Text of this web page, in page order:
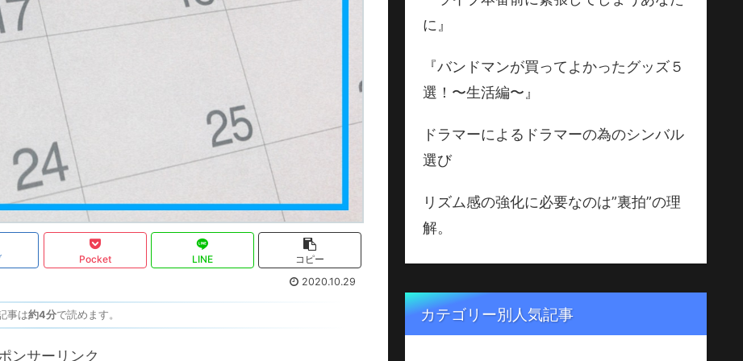
Pocket LINE
コピー
2020.10.29
事は約4分で読めます。
ンサーリンク
に』
『バンドマンが買ってよかったグッズ５
選！〜生活編〜』
ドラマーによるドラマーの為のシンバル
選び
リズム感の強化に必要なのは”裏拍”の理
解。
カテゴリー別人気記事